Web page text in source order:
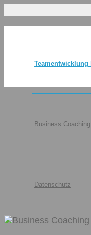
Teamentwicklung
Business
Datenschutz